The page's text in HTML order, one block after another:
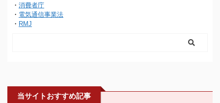
・ 消費者庁
・ 電気通信事業法
・ RMJ
当サイトおすすめ記事